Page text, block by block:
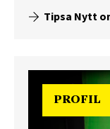
Tipsa Nytt
PROFIL